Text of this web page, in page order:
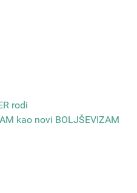
rodi
kao novi BOLJŠEVIZAM